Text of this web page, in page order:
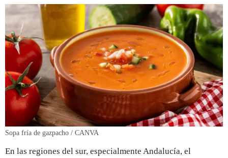
Sopa fría de gazpacho / CANVA
En las regiones del sur, especialmente Andalucía, el